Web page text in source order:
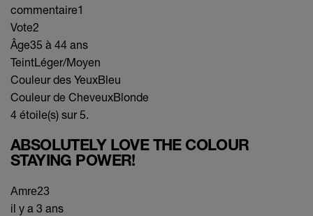
commentaire1
Vote2
Âge35 à 44 ans
TeintLéger/Moyen
Couleur des YeuxBleu
Couleur de CheveuxBlonde
4 étoile(s) sur 5.
ABSOLUTELY LOVE THE COLOUR
STAYING POWER!
Amre23
il y a 3 ans